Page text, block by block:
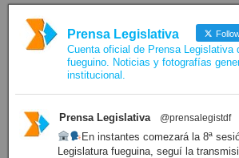
Prensa Legislativa
Cuenta oficial de Prensa Legislativa
fueguino. Noticias y fotografías
institucional.
Prensa Legislativa @prensalegistdf
En instantes comezará la 8ª
Legislatura fueguina, seguí la